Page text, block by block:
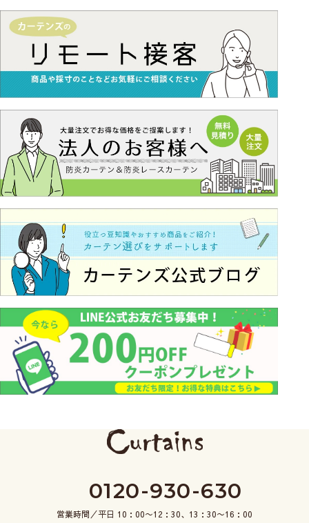
0120-930-630
営業時間／平日 10：00〜12：30、13：30〜16：00